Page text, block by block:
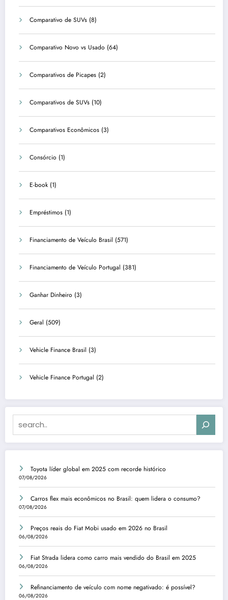
Comparativo de SUVs (8)
Comparativo Novo vs Usado (64)
Comparativos de Picapes (2)
Comparativos de SUVs (10)
Comparativos Econômicos (3)
Consórcio (1)
E-book (1)
Empréstimos (1)
Financiamento de Veículo Brasil (571)
Financiamento de Veículo Portugal (381)
Ganhar Dinheiro (3)
Geral (509)
Vehicle Finance Brasil (3)
Vehicle Finance Portugal (2)
Toyota líder global em 2025 com recorde histórico
07/08/2026
Carros flex mais econômicos no Brasil: quem lidera o consumo?
07/08/2026
Preços reais do Fiat Mobi usado em 2026 no Brasil
06/08/2026
Fiat Strada lidera como carro mais vendido do Brasil em 2025
06/08/2026
Refinanciamento de veículo com nome negativado: é possível?
06/08/2026